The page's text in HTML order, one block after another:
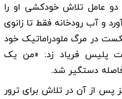
دو عامل تلاش خودکشی او را
و آب رودخانه فقط تا زانوی
در مرگ ملودراماتیک خود
پلیس فریاد زد: «من یک
دستگیر شد.
پس از آن در تلاش برای ترور